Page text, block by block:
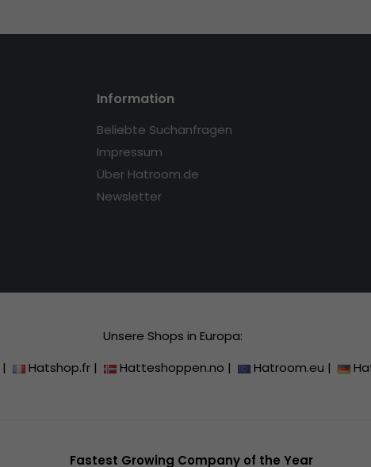
Information
Beliebte Suchanfragen
Impressum
Über Hatroom.de
Newsletter
Unsere Shops in Europa:
| Hatshop.fr | Hatteshoppen.no | Hatroom.eu |
Fastest Growing Company of the Year